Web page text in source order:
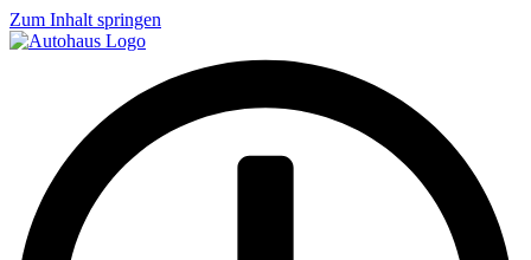
Zum Inhalt springen